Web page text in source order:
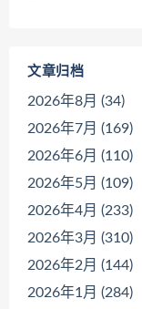
文章归档
2026年8月 (34)
2026年7月 (169)
2026年6月 (110)
2026年5月 (109)
2026年4月 (233)
2026年3月 (310)
2026年2月 (144)
2026年1月 (284)